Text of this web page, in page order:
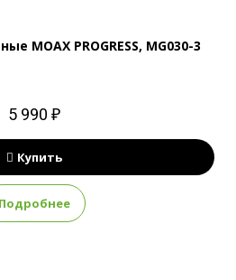
MOAX PROGRESS, MG030-3
5 990 ₽
Купить
Подробнее